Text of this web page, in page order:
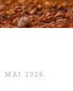
MAI 2026 .